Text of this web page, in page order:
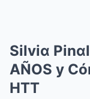
Silviα
AÑOS y
HTT